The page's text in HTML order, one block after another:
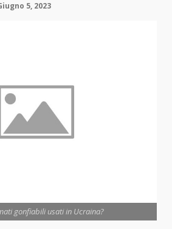
5, 2023
gonfiabili usati in Ucraina?